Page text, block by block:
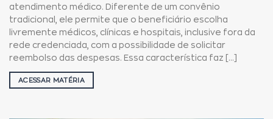
atendimento médico. Diferente de um convênio
tradicional, ele permite que o beneficiário escolha
livremente médicos, clínicas e hospitais, inclusive fora da
rede credenciada, com a possibilidade de solicitar
reembolso das despesas. Essa característica faz [...]
ACESSAR MATÉRIA